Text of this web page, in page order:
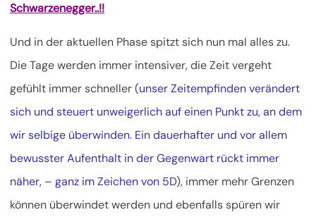
Schwarzenegger..!!
Und in der aktuellen Phase spitzt sich nun mal alles zu.
Die Tage werden immer intensiver, die Zeit vergeht
gefühlt immer schneller (unser Zeitempfinden verändert
sich und steuert unweigerlich auf einen Punkt zu, an dem
wir selbige überwinden. Ein dauerhafter und vor allem
bewusster Aufenthalt in der Gegenwart rückt immer
näher, – ganz im Zeichen von 5D), immer mehr Grenzen
können überwindet werden und ebenfalls spüren wir